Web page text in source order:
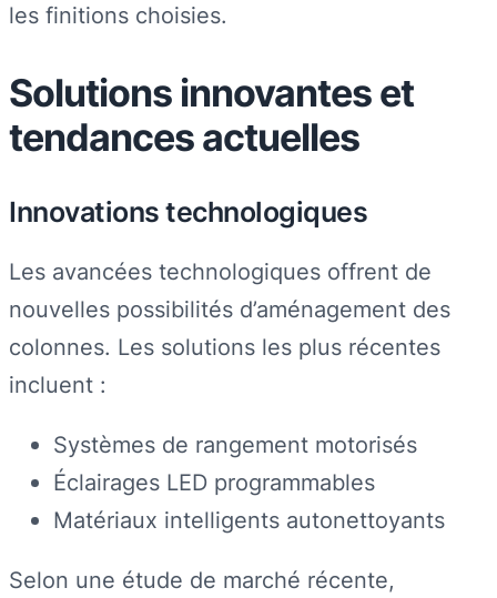
les finitions choisies.
Solutions innovantes et
tendances actuelles
Innovations technologiques
Les avancées technologiques offrent de
nouvelles possibilités d’aménagement des
colonnes. Les solutions les plus récentes
incluent :
Systèmes de rangement motorisés
Éclairages LED programmables
Matériaux intelligents autonettoyants
Selon une étude de marché récente,